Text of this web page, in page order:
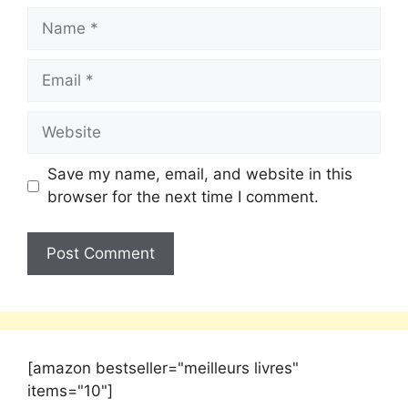
Save my name, email, and website in this
browser for the next time I comment.
[amazon bestseller="meilleurs livres"
items="10"]